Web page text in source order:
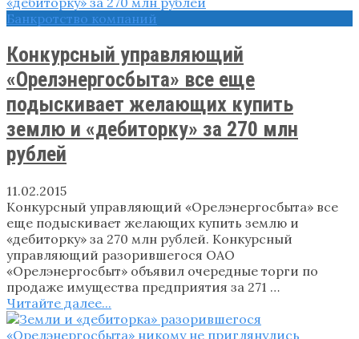
Банкротство компаний
Конкурсный управляющий
«Орелэнергосбыта» все еще
подыскивает желающих купить
землю и «дебиторку» за 270 млн
рублей
11.02.2015
Конкурсный управляющий «Орелэнергосбыта» все
еще подыскивает желающих купить землю и
«дебиторку» за 270 млн рублей. Конкурсный
управляющий разорившегося ОАО
«Орелэнергосбыт» объявил очередные торги по
продаже имущества предприятия за 271 …
Читайте далее...